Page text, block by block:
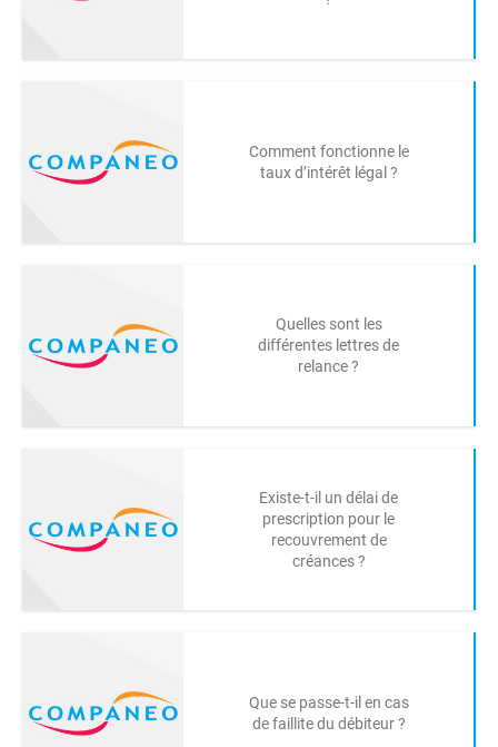
Comment fonctionne le
taux d’intérêt légal ?
Quelles sont les
différentes lettres de
relance ?
Existe-t-il un délai de
prescription pour le
recouvrement de
créances ?
Que se passe-t-il en cas
de faillite du débiteur ?